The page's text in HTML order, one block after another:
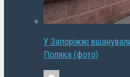
У Запоріжжі
Поляка (фото)